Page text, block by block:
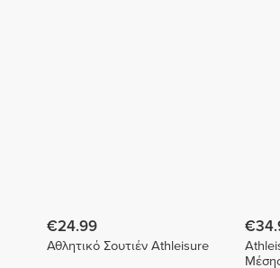
€24.99
Αθλητικό Σουτιέν Athleisure